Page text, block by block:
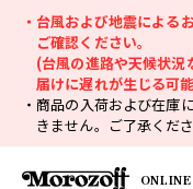
・台風および地震による
ご確認ください。
(台風の進路や天候状況
届けに遅れが生じる可
・商品の入荷および在庫
きません。ご了承くださ